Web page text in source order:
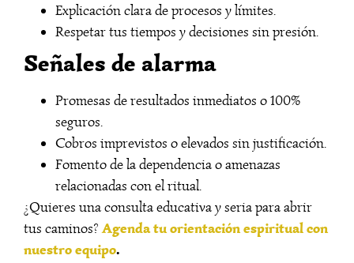
Explicación clara de procesos y límites.
Respetar tus tiempos y decisiones sin presión.
Señales de alarma
Promesas de resultados inmediatos o 100%
seguros.
Cobros imprevistos o elevados sin justificación.
Fomento de la dependencia o amenazas
relacionadas con el ritual.
¿Quieres una consulta educativa y seria para abrir
tus caminos?Agenda tu orientación espiritual con
nuestro equipo.